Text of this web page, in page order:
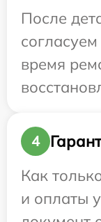
После
время
4
Как
и оплаты